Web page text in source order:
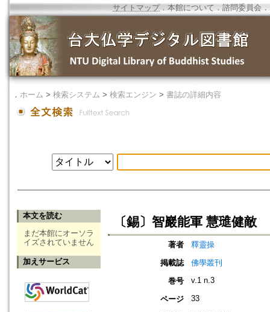
サイトマップ．本館について ． 諮問委員会 ．
． ホーム > 検索システム > 検索エンジン > 書誌の詳細内容
本文を読む
まだ本館にオーソラ
イズされていません
加えサービス
〔錫〕智巖能軍 慧璡健敵
著者
釋靈操
掲載誌
佛學叢刊
巻号
v.1 n.3
ページ 33